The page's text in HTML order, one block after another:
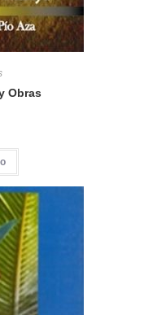
Obras